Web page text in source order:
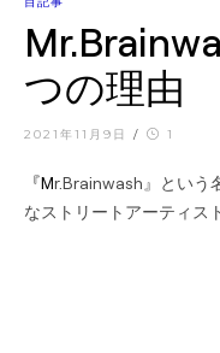
つの理由
2021年11月9日 / 1
『Mr.Brainwash』という名前にピンときましたか？世界的に有名
なストリートアーティス